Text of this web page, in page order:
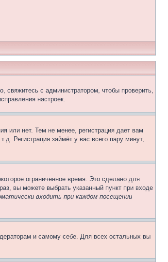
свяжитесь с администратором, чтобы проверить,
настроек.
или нет. Тем не менее, регистрация дает вам
Регистрация займёт у вас всего пару минут,
ограниченное время. Это сделано для
вы можете выбрать указанный пункт при входе
входить при каждом посещении
и самому себе. Для всех остальных вы